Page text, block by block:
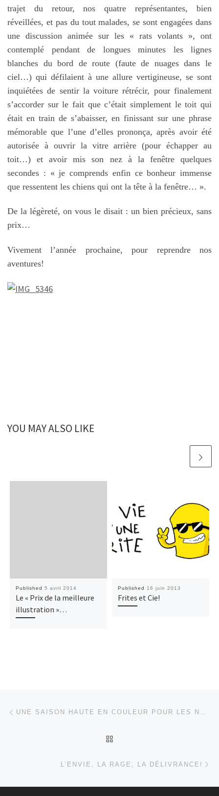
trajet du retour, nos quatre représentantes, bien
réveillées, et pas du tout malades, se sont engagées dans
une discussion animée sur les « rats volants », ont
contemplé pendant de longues minutes les lignes
blanches du bord de route (faute de nuages dans le
ciel…) qui défilaient à une allure vertigineuse, se sont
inquiétées de sentir la voiture rétrécir, pour finalement
s’accorder sur le fait que c’était simplement le toit qui
était en train de s’abaisser, en finissant sur une phrase
mémorable que l’une d’elles prononça, après avoir été
autorisée à ouvrir la vitre arrière (pour échapper au
toit…) et avoir mis son nez à la fenêtre quelques
secondes : « je comprends enfin ce bonheur immense
que ressentent les chiens qui ont la tête à la fenêtre… ».
De la légèreté, on vous le disait : un bien précieux, sans
prix…
Vivement l’année prochaine, pour reprendre nos
aventures!
YOU MAY ALSO LIKE
Published 5 avril 2014
Le « Prix de la meilleure
illustration »…
Published 16 juin 2013
Frites et Cie!
Post navigation
L’ENVIE, LA RAGE, LA DÉLIVRANCE!